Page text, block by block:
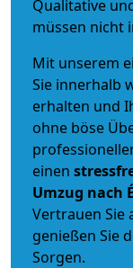
Qualitative
müssen nicht
Mit unserem
Sie innerhalb
erhalten und
ohne böse
einen
Umzug nach
Vertrauen Sie
genießen Sie
Sorgen.